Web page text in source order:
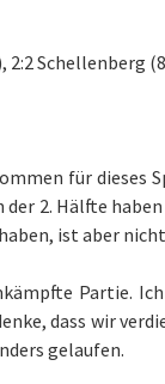
2:2 Schellenberg
für dieses
2. Hälfte
ist aber
Partie.
dass wir
gelaufen.